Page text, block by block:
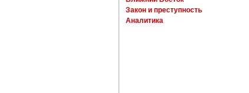
Закон и преступность
Аналитика